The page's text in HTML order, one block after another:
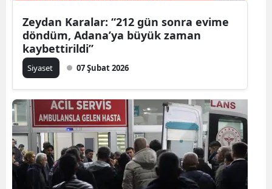
Zeydan Karalar: “212 gün sonra evime
döndüm, Adana’ya büyük zaman
kaybettirildi”
Siyaset 07 Şubat 2026